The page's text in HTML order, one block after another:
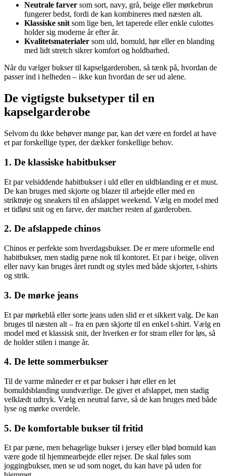
Neutrale farver som sort, navy, grå, beige eller mørkebrun
fungerer bedst, fordi de kan kombineres med næsten alt.
Klassiske snitsom lige ben, let taperede eller enkle culottes
holder sig moderne år efter år.
Kvalitetsmaterialer som uld, bomuld, hør eller en blanding
med lidt stretch sikrer komfort og holdbarhed.
Når du vælger bukser til kapselgarderoben, så tænk på, hvordan de
passer ind i helheden – ikke kun hvordan de ser ud alene.
De vigtigste buksetyper til en
kapselgarderobe
Selvom du ikke behøver mange par, kan det være en fordel at have
et par forskellige typer, der dækker forskellige behov.
1. De klassiske habitbukser
Et par velsiddende habitbukser i uld eller en uldblanding er et must.
De kan bruges med skjorte og blazer til arbejde eller med en
striktrøje og sneakers til en afslappet weekend. Vælg en model med
et tidløst snit og en farve, der matcher resten af garderoben.
2. De afslappede chinos
Chinos er perfekte som hverdagsbukser. De er mere uformelle end
habitbukser, men stadig pæne nok til kontoret. Et par i beige, oliven
eller navy kan bruges året rundt og styles med både skjorter, t-shirts
og strik.
3. De mørke jeans
Et par mørkeblå eller sorte jeans uden slid er et sikkert valg. De kan
bruges til næsten alt – fra en pæn skjorte til en enkel t-shirt. Vælg en
model med et klassisk snit, der hverken er for stram eller for løs, så
de holder stilen i mange år.
4. De lette sommerbukser
Til de varme måneder er et par bukser i hør eller en let
bomuldsblanding uundværlige. De giver et afslappet, men stadig
velklædt udtryk. Vælg en neutral farve, så de kan bruges med både
lyse og mørke overdele.
5. De komfortable bukser til fritid
Et par pæne, men behagelige bukser i jersey eller blød bomuld kan
være gode til hjemmearbejde eller rejser. De skal føles som
joggingbukser, men se ud som noget, du kan have på uden for